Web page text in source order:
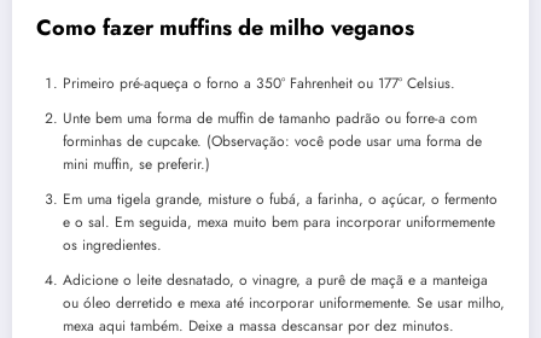
Como fazer muffins de milho veganos
Primeiro pré-aqueça o forno a 350° Fahrenheit ou 177° Celsius.
Unte bem uma forma de muffin de tamanho padrão ou forre-a com
forminhas de cupcake. (Observação: você pode usar uma forma de
mini muffin, se preferir.)
Em uma tigela grande, misture o fubá, a farinha, o açúcar, o fermento
e o sal. Em seguida, mexa muito bem para incorporar uniformemente
os ingredientes.
Adicione o leite desnatado, o vinagre, a purê de maçã e a manteiga
ou óleo derretido e mexa até incorporar uniformemente. Se usar milho,
mexa aqui também. Deixe a massa descansar por dez minutos.